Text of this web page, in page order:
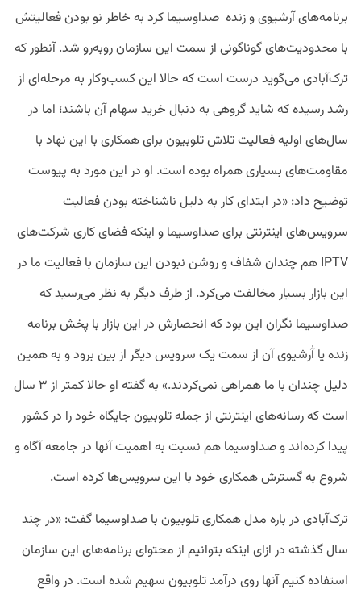
برنامه‌های آرشیوی و زنده صداوسیما کرد به خاطر نو بودن فعالیتش
با محدودیت‌های گوناگونی از سمت این سازمان روبه‌رو شد. آنطور که
ترک‌آبادی می‌گوید درست است که حالا این کسب‌وکار به مرحله‌ای از
رشد رسیده که شاید گروهی به دنبال خرید سهام آن باشند؛ اما در
سال‌های اولیه فعالیت تلاش تلوبیون برای همکاری با این نهاد با
مقاومت‌های بسیاری همراه بوده است. او در این مورد به پیوست
توضیح داد: «در ابتدای کار به دلیل ناشناخته بودن فعالیت
سرویس‌های اینترنتی برای صداوسیما و اینکه فضای کاری شرکت‌های
IPTV هم چندان شفاف و روشن نبودن این سازمان با فعالیت ما در
این بازار بسیار مخالفت می‌کرد. از طرف دیگر به نظر می‌رسید که
صداوسیما نگران این بود که انحصارش در این بازار با پخش برنامه
زنده یا آٰرشیوی آن از سمت یک سرویس دیگر از بین برود و به همین
دلیل چندان با ما همراهی نمی‌کردند.» به گفته او حالا کمتر از ۳ سال
است که رسانه‌های اینترنتی از جمله تلوبیون جایگاه خود را در کشور
پیدا کرده‌اند و صداوسیما هم نسبت به اهمیت آنها در جامعه آگاه و
شروع به گسترش همکاری خود با این سرویس‌ها کرده است.
ترک‌آبادی در باره مدل همکاری تلوبیون با صداوسیما گفت:‌ «در چند
سال گذشته در ازای اینکه بتوانیم از محتوای برنامه‌های این سازمان
استفاده کنیم آنها روی درآمد تلوبیون سهیم شده است. در واقع